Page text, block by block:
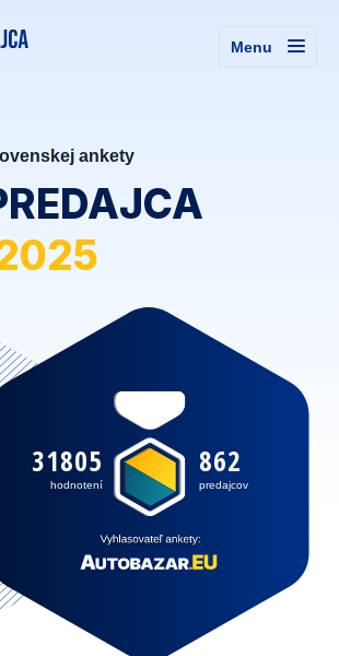
Menu
ankety
862
predajcov
31805
hodnotení